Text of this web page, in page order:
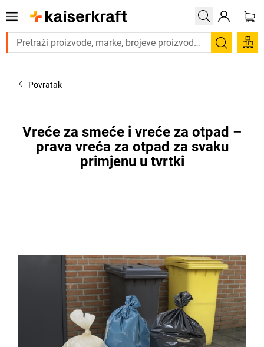
Trebate proizvod hitno? Pogledajte našu ponudu
Povratak
Vreće za smeće i vreće za otpad –
prava vreća za otpad za svaku
primjenu u tvrtki